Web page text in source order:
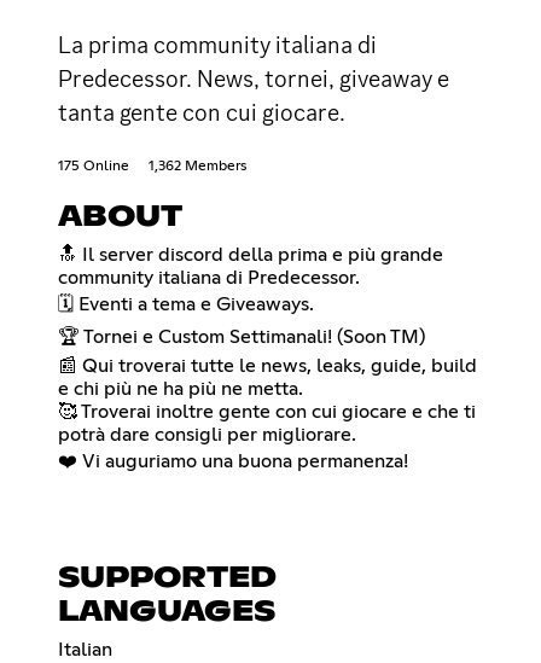
La prima community italiana di
Predecessor. News, tornei, giveaway e
tanta gente con cui giocare.
175 Online 1,362 Members
ABOUT
🔝 Il server discord della prima e più grande
community italiana di Predecessor.
🗓️ Eventi a tema e Giveaways.
🏆 Tornei e Custom Settimanali! (Soon TM)
📰 Qui troverai tutte le news, leaks, guide, build
e chi più ne ha più ne metta.
🥰 Troverai inoltre gente con cui giocare e che ti
potrà dare consigli per migliorare.
❤️ Vi auguriamo una buona permanenza!
SUPPORTED
LANGUAGES
Italian